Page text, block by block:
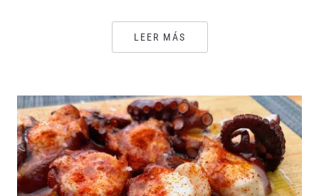
LEER MÁS